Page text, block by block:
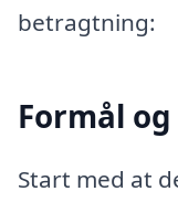
betragtning:
Formål
Start med at